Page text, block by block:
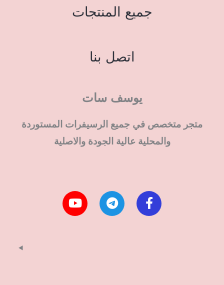
جميع المنتجات
اتصل بنا
يوسف سات
متجر متخصص في جميع الرسيفرات المستوردة
والمحلية عالية الجودة والاصلية